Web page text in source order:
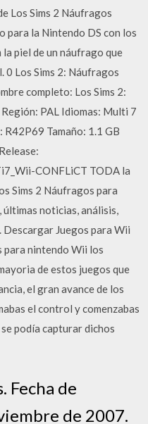
Los Sims 2 Náufragos
para la Nintendo DS con los
piel de un náufrago que
0 Los Sims 2: Náufragos
completo: Los Sims 2:
PAL Idiomas: Multi 7
R42P69 Tamaño: 1.1 GB
CONFLiCT TODA la
Sims 2 Náufragos para
últimas noticias, análisis,
Descargar Juegos para Wii
para nintendo Wii los
de estos juegos que
el gran avance de los
el control y comenzabas
podía capturar dichos
Fecha de
de 2007.